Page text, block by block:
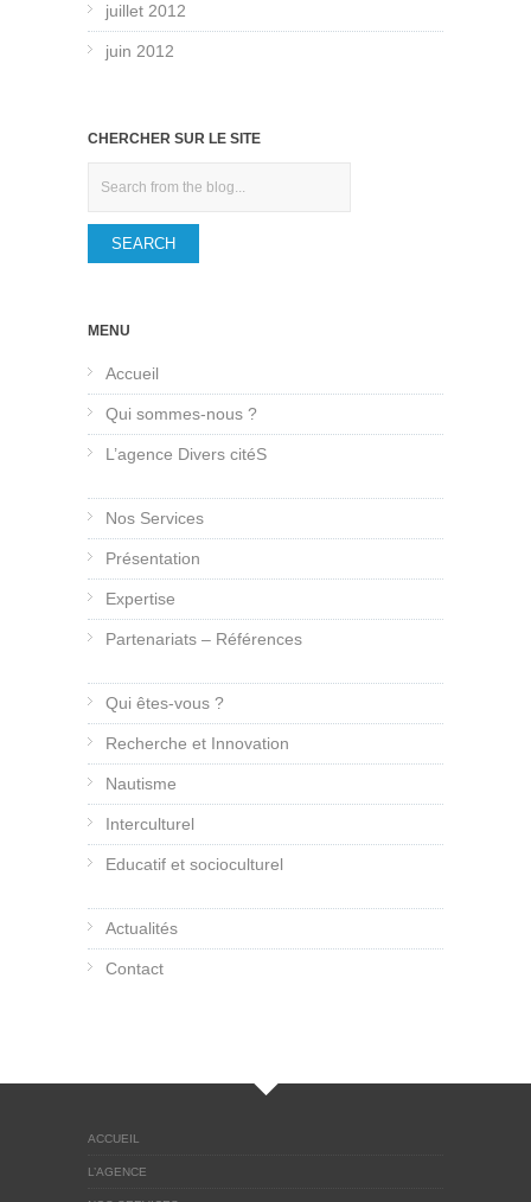
juillet 2012
juin 2012
CHERCHER SUR LE SITE
MENU
Accueil
Qui sommes-nous ?
L’agence Divers citéS
Nos Services
Présentation
Expertise
Partenariats – Références
Qui êtes-vous ?
Recherche et Innovation
Nautisme
Interculturel
Educatif et socioculturel
Actualités
Contact
ACCUEIL
L’AGENCE